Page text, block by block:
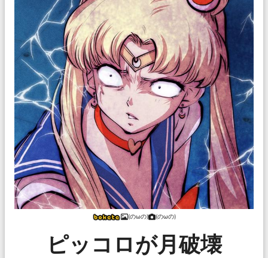
(のωの) (のωの)
ピッコロが月破壊